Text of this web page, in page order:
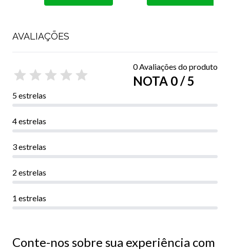
AVALIAÇÕES
0 Avaliações do produto
NOTA 0 / 5
5 estrelas
4 estrelas
3 estrelas
2 estrelas
1 estrelas
Conte-nos sobre sua experiência com